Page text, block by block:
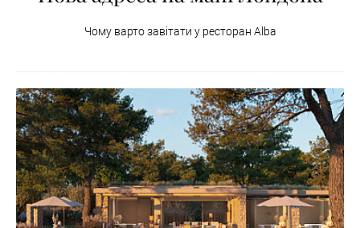
Чому варто завітати у ресторан Alba